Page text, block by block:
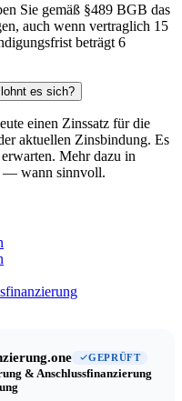
Sie gemäß §489 BGB das
auch wenn vertraglich 15
beträgt 6
es sich?
einen Zinssatz für die
aktuellen Zinsbindung. Es
Mehr dazu in
— wann sinnvoll.
GEPRÜFT
& Anschlussfinanzierung